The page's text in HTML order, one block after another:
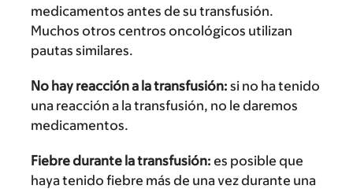
medicamentos antes de su transfusión.
Muchos otros centros oncológicos utilizan
pautas similares.
No hay reacción a la transfusión: si no ha tenido
una reacción a la transfusión, no le daremos
medicamentos.
Fiebre durante la transfusión: es posible que
haya tenido fiebre más de una vez durante una